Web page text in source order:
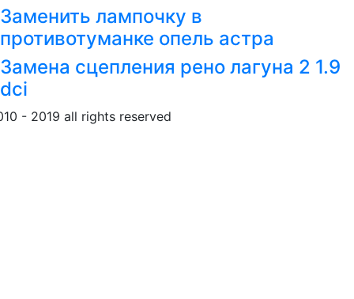
Заменить лампочку в
противотуманке опель астра
Замена сцепления рено лагуна 2 1.9
dci
- 2019 all rights reserved